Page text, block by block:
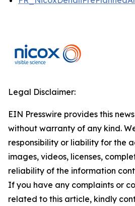
Legal Disclaimer:
EIN Presswire provides this
without warranty of any kind.
responsibility or liability for the
images, videos, licenses,
reliability of the information
If you have any complaints or
related to this article, kindly